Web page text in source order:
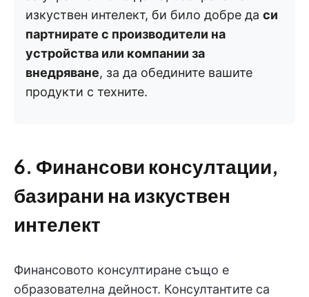
изкуствен интелект, би било добре да си
партнирате с производители на
устройства или компании за
внедряване, за да обедините вашите
продукти с техните.
6. Финансови консултации,
базирани на изкуствен
интелект
Финансовото консултиране също е
образователна дейност. Консултантите са